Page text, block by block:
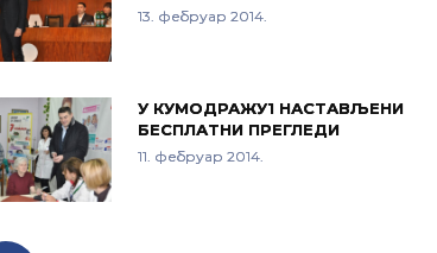
13. фебруар 2014.
У КУМОДРАЖУ1 НАСТАВЉЕНИ
БЕСПЛАТНИ ПРЕГЛЕДИ
11. фебруар 2014.